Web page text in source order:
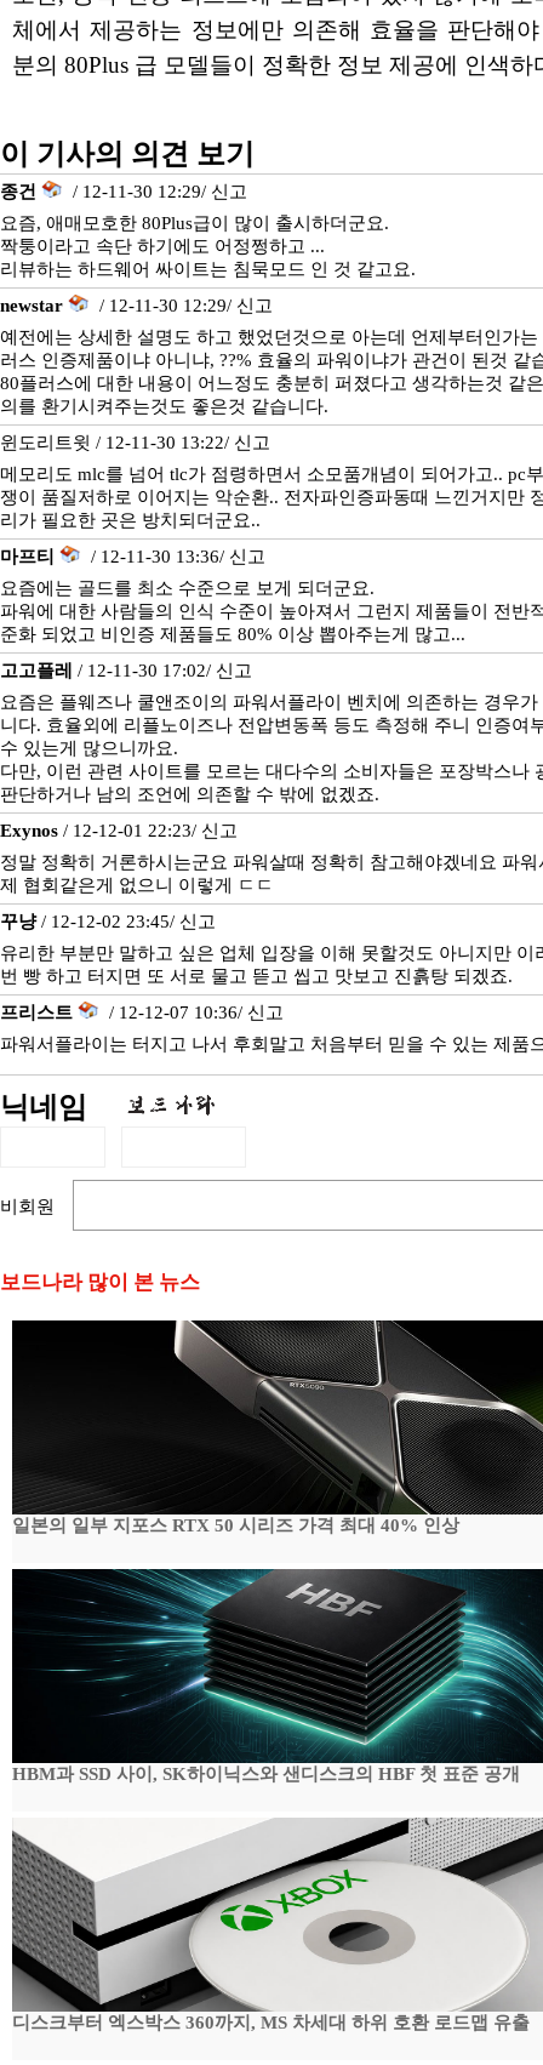
체에서 제공하는 정보에만 의존해 효율을 판단해
분의 80Plus 급 모델들이 정확한 정보 제공에 인색하
이 기사의 의견 보기
종건 / 12-11-30 12:29/ 신고
요즘, 애매모호한 80Plus급이 많이 출시하더군요.
짝퉁이라고 속단 하기에도 어정쩡하고 ...
리뷰하는 하드웨어 싸이트는 침묵모드 인 것 같고요.
newstar
/ 12-11-30 12:29/ 신고
예전에는 상세한 설명도 하고 했었던것으로 아는데 언제부터인가는
러스 인증제품이냐 아니냐, ??% 효율의 파워이냐가 관건이 된것 같
80플러스에 대한 내용이 어느정도 충분히 퍼졌다고 생각하는것 같
의를 환기시켜주는것도 좋은것 같습니다.
윈도리트윗 / 12-11-30 13:22/ 신고
메모리도 mlc를 넘어 tlc가 점령하면서 소모품개념이 되어가고.. pc
쟁이 품질저하로 이어지는 악순환.. 전자파인증파동때 느낀거지만
리가 필요한 곳은 방치되더군요..
마프티
/ 12-11-30 13:36/ 신고
요즘에는 골드를 최소 수준으로 보게 되더군요.
파워에 대한 사람들의 인식 수준이 높아져서 그런지 제품들이 전반
준화 되었고 비인증 제품들도 80% 이상 뽑아주는게 많고...
고고플레
/ 12-11-30 17:02/ 신고
요즘은 플웨즈나 쿨앤조이의 파워서플라이 벤치에 의존하는 경우
니다. 효율외에 리플노이즈나 전압변동폭 등도 측정해 주니 인증여
수 있는게 많으니까요.
다만, 이런 관련 사이트를 모르는 대다수의 소비자들은 포장박스나
판단하거나 남의 조언에 의존할 수 밖에 없겠죠.
Exynos / 12-12-01 22:23/ 신고
정말 정확히 거론하시는군요 파워살때 정확히 참고해야겠네요 파
제 협회같은게 없으니 이렇게 ㄷㄷ
꾸냥/ 12-12-02 23:45/ 신고
유리한 부분만 말하고 싶은 업체 입장을 이해 못할것도 아니지만 이
번 빵 하고 터지면 또 서로 물고 뜯고 씹고 맛보고 진흙탕 되겠죠.
프리스트
/ 12-12-07 10:36/ 신고
파워서플라이는 터지고 나서 후회말고 처음부터 믿을 수 있는 제품
닉네임
비회원
보드나라 많이 본 뉴스
일본의 일부 지포스 RTX 50 시리즈 가격 최대 40% 인상
HBM과 SSD 사이, SK하이닉스와 샌디스크의 HBF 첫 표준 공개
디스크부터 엑스박스 360까지, MS 차세대 하위 호환 로드맵 유출